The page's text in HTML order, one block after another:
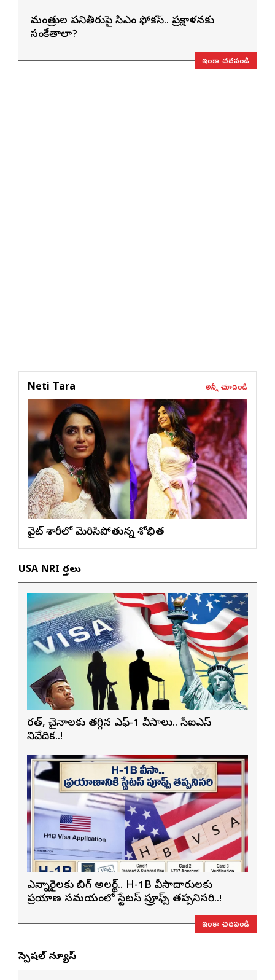
మంత్రుల పనితీరుపై సీఎం ఫోకస్.. ప్రక్షాళనకు
సంకేతాలా?
ఇంకా చదవండి
Neti Tara అన్నీ చూడండి
వైట్ శారీలో మెరిసిపోతున్న శోభిత
USA NRI వార్తలు
భారత్, చైనాలకు తగ్గిన ఎఫ్-1 వీసాలు.. సీఐఎస్
నివేదిక..!
ఎన్నారైలకు బిగ్ అలర్ట్.. H-1B వీసాదారులకు
ప్రయాణ సమయంలో స్టేటస్ ప్రూఫ్స్ తప్పనిసరి..!
ఇంకా చదవండి
స్పెషల్ న్యూస్